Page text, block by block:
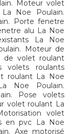
Moteur volet
Noe Poulain.
Porte fenetre
alu La Noe
La Noe
Moteur de
de volet roulant
volets roulants
roulant La Noe
Noe Poulain.
Pose volets
volet roulant La
volet
en pvc La Noe
Axe motorisé